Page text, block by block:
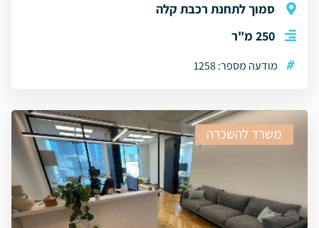
סמוך לתחנת רכבת קלה
250 מ"ר
# מודעה מספר: 1258
משרד להשכרה